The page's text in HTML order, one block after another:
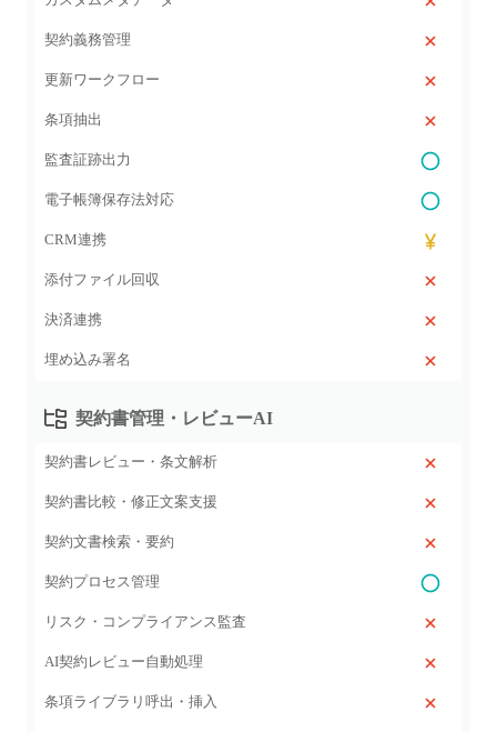
契約義務管理
更新ワークフロー
条項抽出
監査証跡出力
電子帳簿保存法対応
CRM連携
添付ファイル回収
決済連携
埋め込み署名
契約書管理・レビューAI
契約書レビュー・条文解析
契約書比較・修正文案支援
契約文書検索・要約
契約プロセス管理
リスク・コンプライアンス監査
AI契約レビュー自動処理
条項ライブラリ呼出・挿入